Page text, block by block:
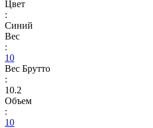
Цвет
:
Синий
Вес
:
10
Вес Брутто
:
10.2
Объем
:
10